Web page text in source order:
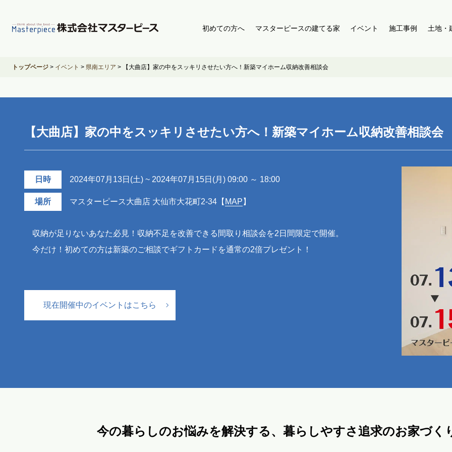
初めての方へ マスターピースの建てる家 イベント 施工事例 土地・
トップページ > イベント > 県南エリア > 【大曲店】家の中をスッキリさせたい方へ！新築マイホーム収納改善相談会
【大曲店】家の中をスッキリさせたい方へ！新築マイホーム収納改善相談会
日時 2024年07月13日(土) ~ 2024年07月15日(月) 09:00 ～ 18:00
場所 マスターピース大曲店 大仙市大花町2-34【 MAP 】
収納が足りないあなた必見！収納不足を改善できる間取り相談会を2日間限定で開催。
今だけ！初めての方は新築のご相談でギフトカードを通常の2倍プレゼント！
現在開催中のイベントはこちら
今の暮らしのお悩みを解決する、暮らしやすさ追求のお家づく